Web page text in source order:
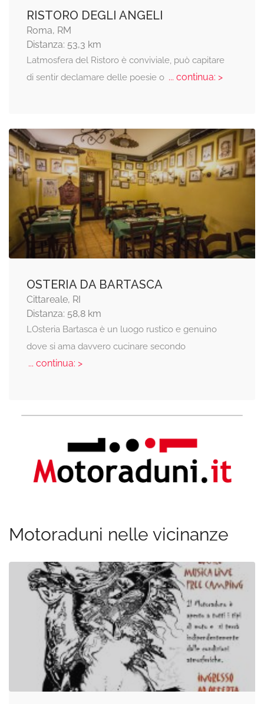
RISTORO DEGLI ANGELI
Roma, RM
Distanza: 53,3 km
Latmosfera del Ristoro è conviviale, può capitare
di sentir declamare delle poesie o... continua: >
OSTERIA DA BARTASCA
Cittareale, RI
Distanza: 58,8 km
LOsteria Bartasca è un luogo rustico e genuino
dove si ama davvero cucinare secondo
... continua: >
Motoraduni nelle vicinanze